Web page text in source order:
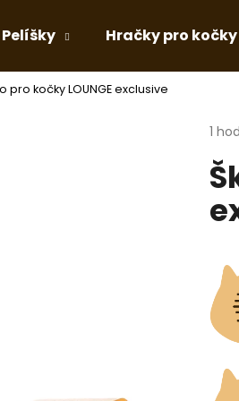
Pelíšky Hračky pro kočky
pro kočky LOUNGE exclusive
je
z
1
Co potřebujete najít?